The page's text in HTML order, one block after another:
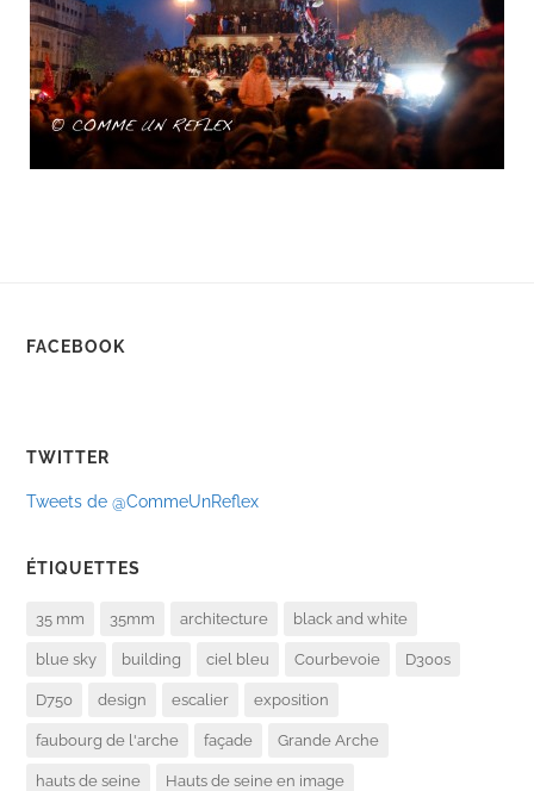
FACEBOOK
TWITTER
Tweets de @CommeUnReflex
ÉTIQUETTES
35 mm 35mm architecture black and white
blue sky building ciel bleu Courbevoie D300s
D750 design escalier exposition
faubourg de l'arche façade Grande Arche
hauts de seine Hauts de seine en image